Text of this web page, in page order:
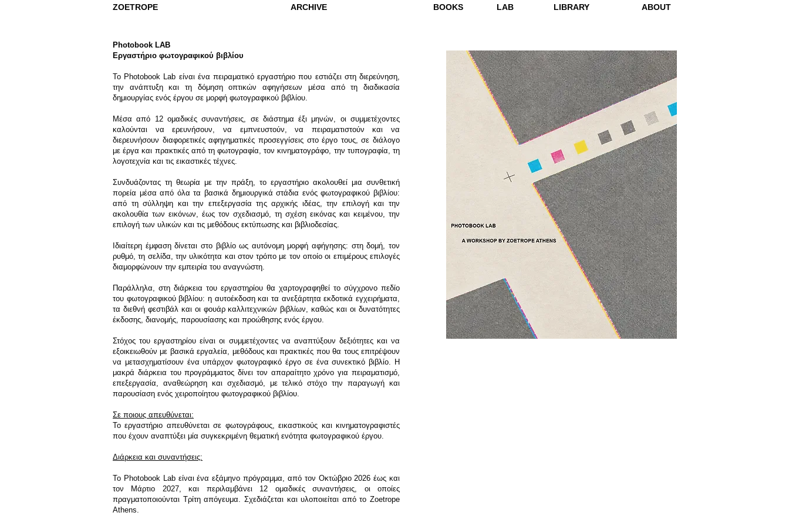
ZOETROPE ARCHIVE BOOKS LAB LIBRARY ABOUT
Photobook LAB
Εργαστήριο φωτογραφικού βιβλίου
Το Photobook Lab είναι ένα πειραματικό εργαστήριο που εστιάζει στη διερεύνηση,
την ανάπτυξη και τη δόμηση οπτικών αφηγήσεων μέσα από τη διαδικασία
δημιουργίας ενός έργου σε μορφή φωτογραφικού βιβλίου.
Μέσα από 12 ομαδικές συναντήσεις, σε διάστημα έξι μηνών, οι συμμετέχοντες
καλούνται να ερευνήσουν, να εμπνευστούν, να πειραματιστούν και να
διερευνήσουν διαφορετικές αφηγηματικές προσεγγίσεις στο έργο τους, σε διάλογο
με έργα και πρακτικές από τη φωτογραφία, τον κινηματογράφο, την τυπογραφία, τη
λογοτεχνία και τις εικαστικές τέχνες.
Συνδυάζοντας τη θεωρία με την πράξη, το εργαστήριο ακολουθεί μια συνθετική
πορεία μέσα από όλα τα βασικά δημιουργικά στάδια ενός φωτογραφικού βιβλίου:
από τη σύλληψη και την επεξεργασία της αρχικής ιδέας, την επιλογή και την
ακολουθία των εικόνων, έως τον σχεδιασμό, τη σχέση εικόνας και κειμένου, την
επιλογή των υλικών και τις μεθόδους εκτύπωσης και βιβλιοδεσίας.
Ιδιαίτερη έμφαση δίνεται στο βιβλίο ως αυτόνομη μορφή αφήγησης: στη δομή, τον
ρυθμό, τη σελίδα, την υλικότητα και στον τρόπο με τον οποίο οι επιμέρους επιλογές
διαμορφώνουν την εμπειρία του αναγνώστη.
Παράλληλα, στη διάρκεια του εργαστηρίου θα χαρτογραφηθεί το σύγχρονο πεδίο
του φωτογραφικού βιβλίου: η αυτοέκδοση και τα ανεξάρτητα εκδοτικά εγχειρήματα,
τα διεθνή φεστιβάλ και οι φουάρ καλλιτεχνικών βιβλίων, καθώς και οι δυνατότητες
έκδοσης, διανομής, παρουσίασης και προώθησης ενός έργου.
Στόχος του εργαστηρίου είναι οι συμμετέχοντες να αναπτύξουν δεξιότητες και να
εξοικειωθούν με βασικά εργαλεία, μεθόδους και πρακτικές που θα τους επιτρέψουν
να μετασχηματίσουν ένα υπάρχον φωτογραφικό έργο σε ένα συνεκτικό βιβλίο. Η
μακρά διάρκεια του προγράμματος δίνει τον απαραίτητο χρόνο για πειραματισμό,
επεξεργασία, αναθεώρηση και σχεδιασμό, με τελικό στόχο την παραγωγή και
παρουσίαση ενός χειροποίητου φωτογραφικού βιβλίου.
Σε ποιους απευθύνεται:
Το εργαστήριο απευθύνεται σε φωτογράφους, εικαστικούς και κινηματογραφιστές
που έχουν αναπτύξει μία συγκεκριμένη θεματική ενότητα φωτογραφικού έργου.
Διάρκεια και συναντήσεις:
Το Photobook Lab είναι ένα εξάμηνο πρόγραμμα, από τον Οκτώβριο 2026 έως και
τον Μάρτιο 2027, και περιλαμβάνει 12 ομαδικές συναντήσεις, οι οποίες
πραγματοποιούνται Τρίτη απόγευμα. Σχεδιάζεται και υλοποιείται από το Zoetrope
Athens.